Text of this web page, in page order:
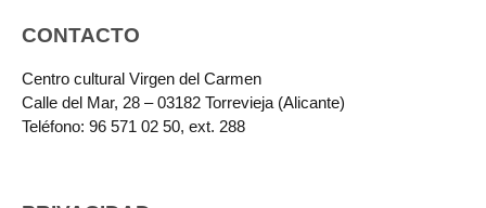
CONTACTO
Centro cultural Virgen del Carmen
Calle del Mar, 28 – 03182 Torrevieja (Alicante)
Teléfono: 96 571 02 50, ext. 288